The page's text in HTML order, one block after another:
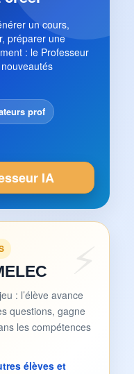
un cours,
préparer une
: le Professeur
prof
IA
: l’élève avance
questions, gagne
les compétences
élèves et